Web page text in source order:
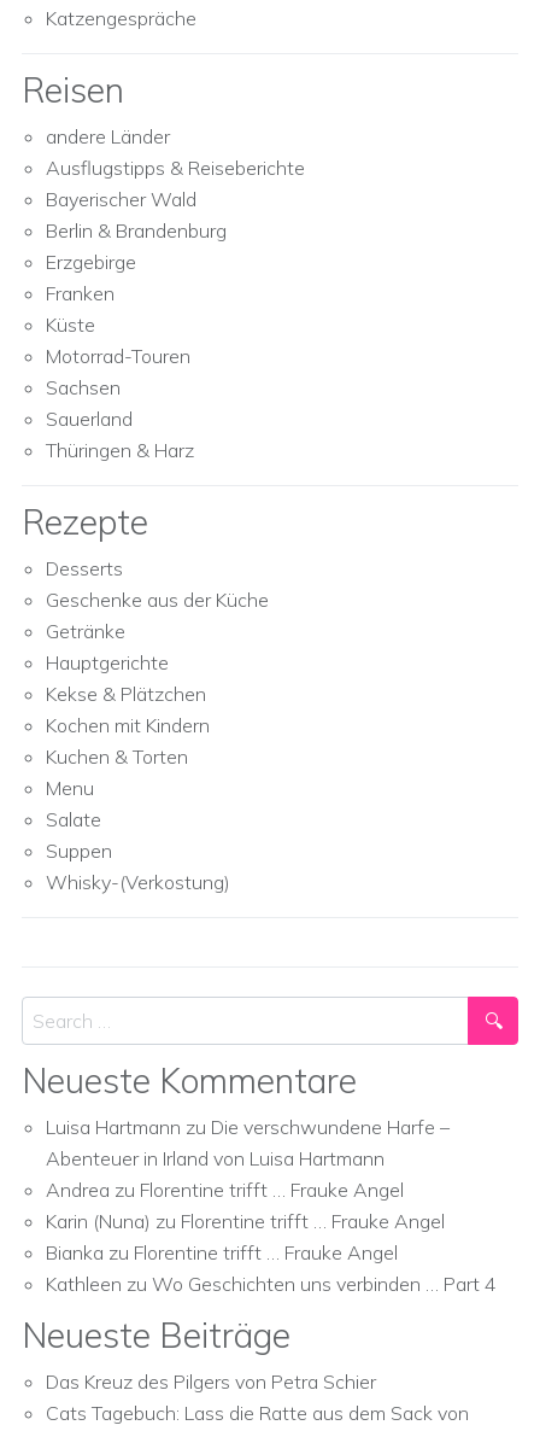
Katzengespräche
Reisen
andere Länder
Ausflugstipps & Reiseberichte
Bayerischer Wald
Berlin & Brandenburg
Erzgebirge
Franken
Küste
Motorrad-Touren
Sachsen
Sauerland
Thüringen & Harz
Rezepte
Desserts
Geschenke aus der Küche
Getränke
Hauptgerichte
Kekse & Plätzchen
Kochen mit Kindern
Kuchen & Torten
Menu
Salate
Suppen
Whisky-(Verkostung)
Search
Neueste Kommentare
Luisa Hartmann zu Die verschwundene Harfe –
Abenteuer in Irland von Luisa Hartmann
Andrea zu Florentine trifft … Frauke Angel
Karin (Nuna) zu Florentine trifft … Frauke Angel
Bianka zu Florentine trifft … Frauke Angel
Kathleen zu Wo Geschichten uns verbinden … Part 4
Neueste Beiträge
Das Kreuz des Pilgers von Petra Schier
Cats Tagebuch: Lass die Ratte aus dem Sack von